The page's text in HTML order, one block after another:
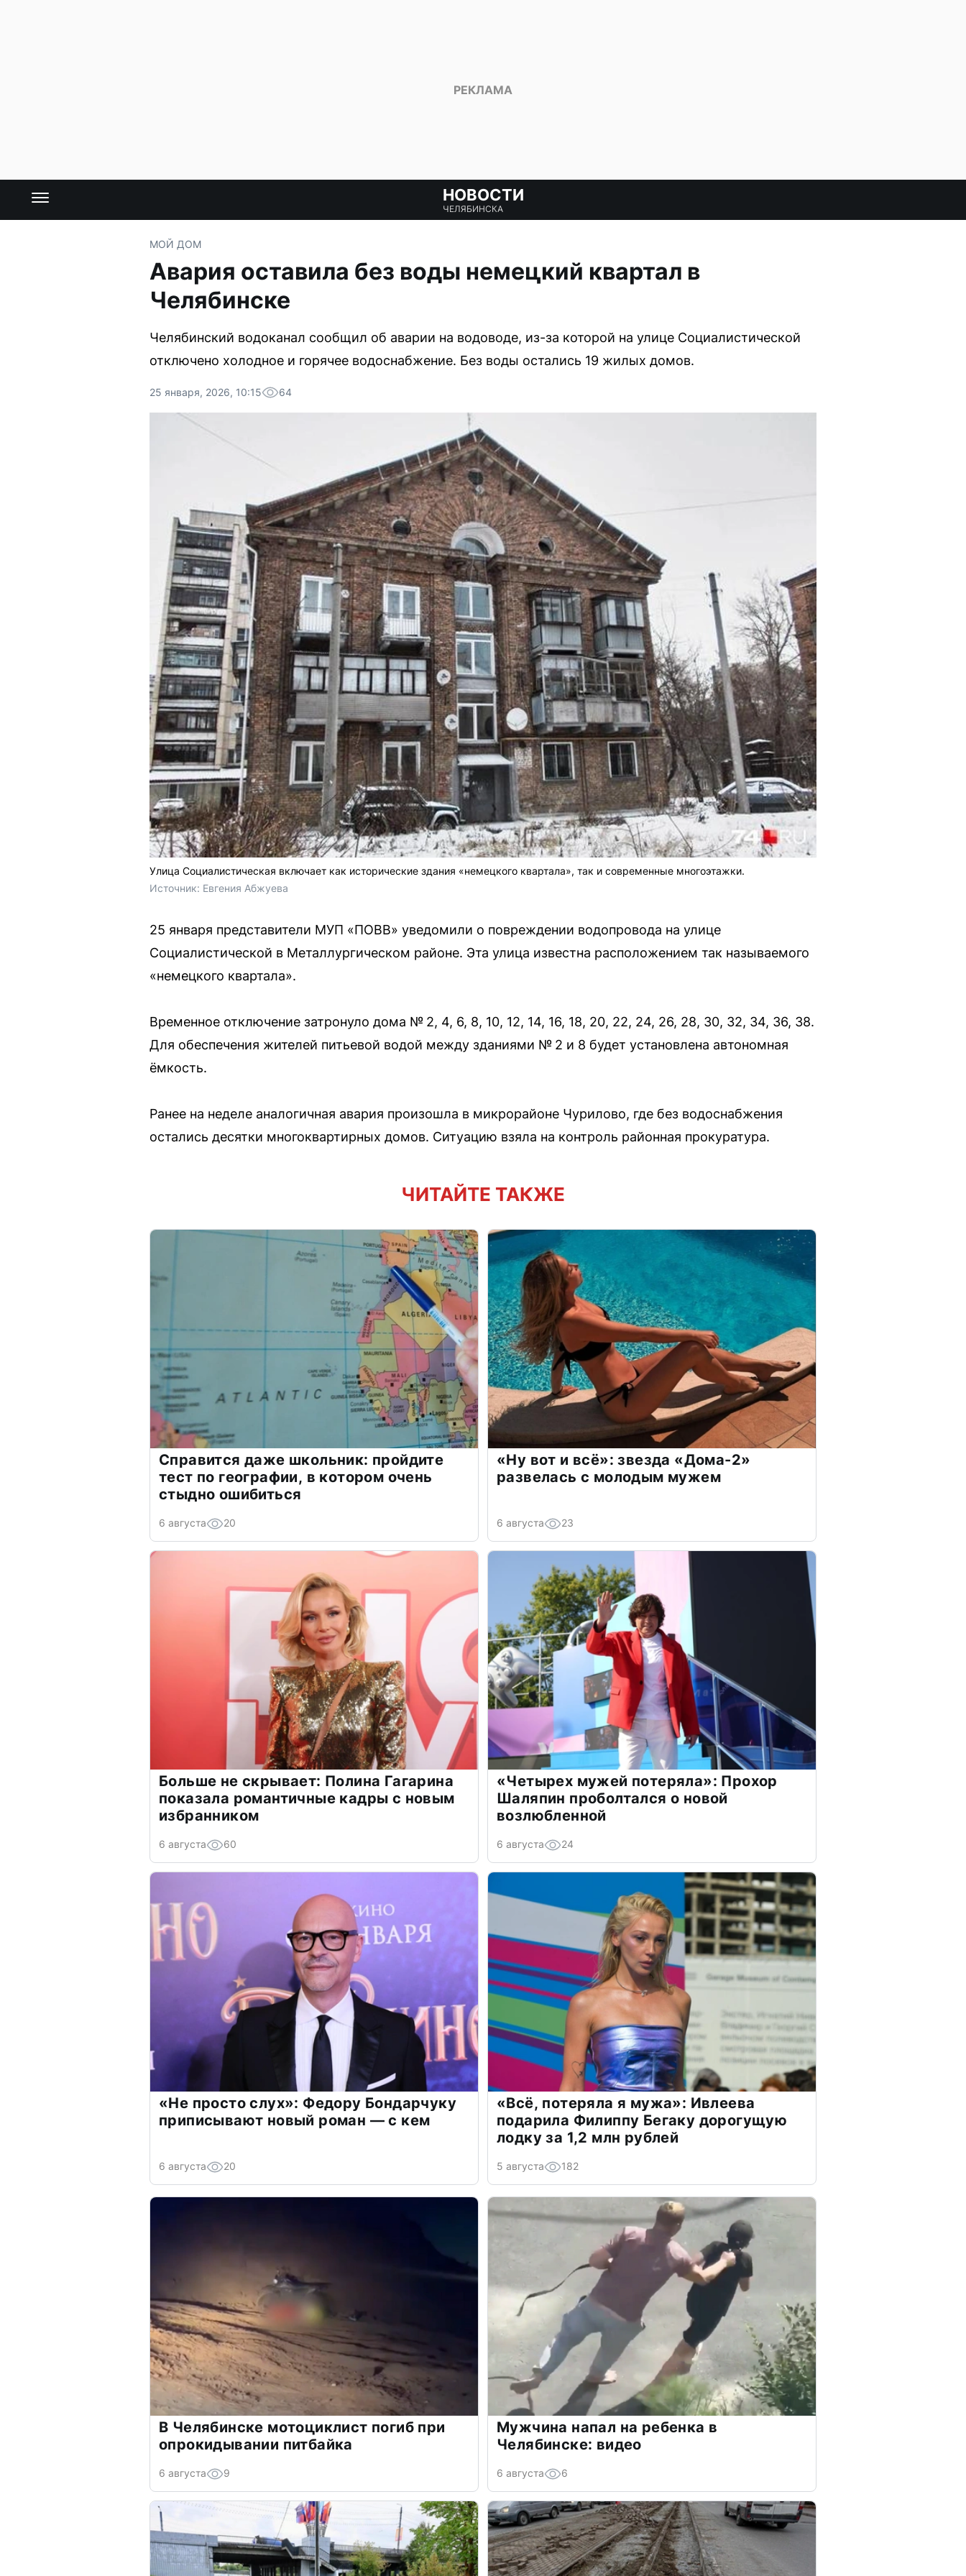
НОВОСТИ
ЧЕЛЯБИНСКА
МОЙ ДОМ
Авария оставила без воды немецкий квартал в
Челябинске
Челябинский водоканал сообщил об аварии на водоводе, из-за которой на улице Социалистической
отключено холодное и горячее водоснабжение. Без воды остались 19 жилых домов.
25 января, 2026, 10:15 64
Улица Социалистическая включает как исторические здания «немецкого квартала», так и современные многоэтажки.
Источник: Евгения Абжуева
25 января представители МУП «ПОВВ» уведомили о повреждении водопровода на улице
Социалистической в Металлургическом районе. Эта улица известна расположением так называемого
«немецкого квартала».
Временное отключение затронуло дома № 2, 4, 6, 8, 10, 12, 14, 16, 18, 20, 22, 24, 26, 28, 30, 32, 34, 36, 38.
Для обеспечения жителей питьевой водой между зданиями № 2 и 8 будет установлена автономная
ёмкость.
Ранее на неделе аналогичная авария произошла в микрорайоне Чурилово, где без водоснабжения
остались десятки многоквартирных домов. Ситуацию взяла на контроль районная прокуратура.
ЧИТАЙТЕ ТАКЖЕ
Справится даже школьник: пройдите
тест по географии, в котором очень
стыдно ошибиться
6 августа 20
«Ну вот и всё»: звезда «Дома-2»
развелась с молодым мужем
6 августа 23
Больше не скрывает: Полина Гагарина
показала романтичные кадры с новым
избранником
6 августа 60
«Четырех мужей потеряла»: Прохор
Шаляпин проболтался о новой
возлюбленной
6 августа 24
«Не просто слух»: Федору Бондарчуку
приписывают новый роман — с кем
6 августа 20
«Всё, потеряла я мужа»: Ивлеева
подарила Филиппу Бегаку дорогущую
лодку за 1,2 млн рублей
5 августа 182
В Челябинске мотоциклист погиб при
опрокидывании питбайка
6 августа 9
Мужчина напал на ребенка в
Челябинске: видео
6 августа 6